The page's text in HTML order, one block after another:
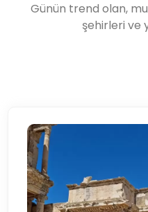
Günün trend olan,
şehirleri ve